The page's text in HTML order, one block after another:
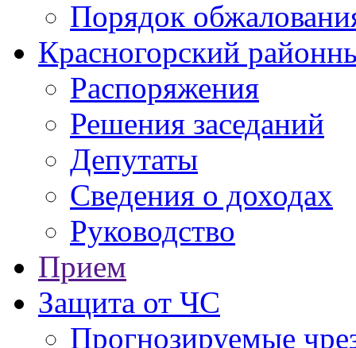
Порядок
Красногорский
Распоряжения
Решения заседаний
Депутаты
Сведения о доходах
Руководство
Прием
Защита от ЧС
Прогнозируемые